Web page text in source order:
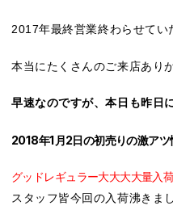
2017年最終営業終わらせて
本当にたくさんのご来店あり
早速なのですが、本日も昨日
2018年1月2日の初売りの激ア
グッドレギュラー大大大大量入
スタッフ皆今回の入荷沸きま